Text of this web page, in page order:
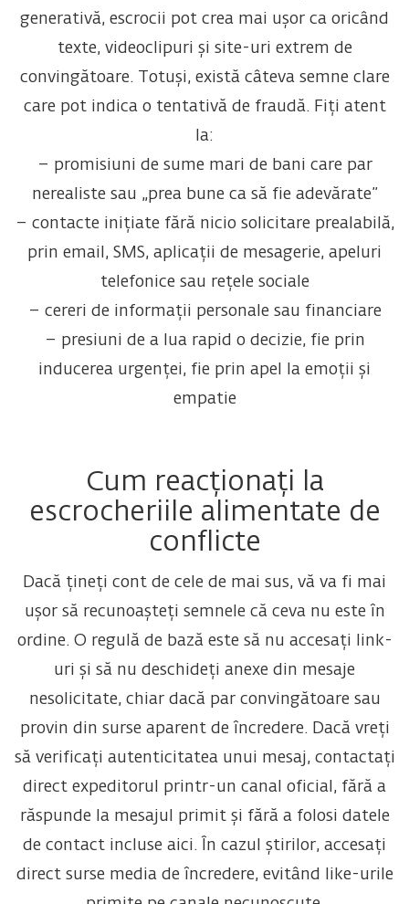
generativă, escrocii pot crea mai ușor ca oricând
texte, videoclipuri și site-uri extrem de
convingătoare. Totuși, există câteva semne clare
care pot indica o tentativă de fraudă. Fiți atent
la:
– promisiuni de sume mari de bani care par
nerealiste sau „prea bune ca să fie adevărate”
– contacte inițiate fără nicio solicitare prealabilă,
prin email, SMS, aplicații de mesagerie, apeluri
telefonice sau rețele sociale
– cereri de informații personale sau financiare
– presiuni de a lua rapid o decizie, fie prin
inducerea urgenței, fie prin apel la emoții și
empatie
Cum reacționați la
escrocheriile alimentate de
conflicte
Dacă țineți cont de cele de mai sus, vă va fi mai
ușor să recunoașteți semnele că ceva nu este în
ordine. O regulă de bază este să nu accesați link-
uri și să nu deschideți anexe din mesaje
nesolicitate, chiar dacă par convingătoare sau
provin din surse aparent de încredere. Dacă vreți
să verificați autenticitatea unui mesaj, contactați
direct expeditorul printr-un canal oficial, fără a
răspunde la mesajul primit și fără a folosi datele
de contact incluse aici. În cazul știrilor, accesați
direct surse media de încredere, evitând like-urile